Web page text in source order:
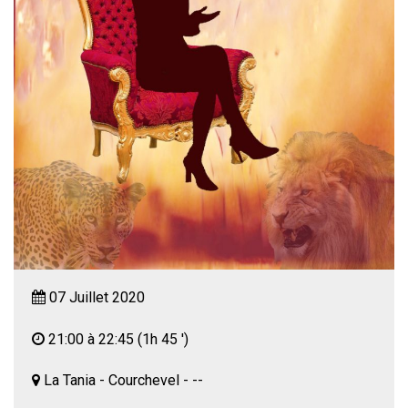
07 Juillet 2020
21:00 à 22:45 (1h 45 ')
La Tania - Courchevel - --